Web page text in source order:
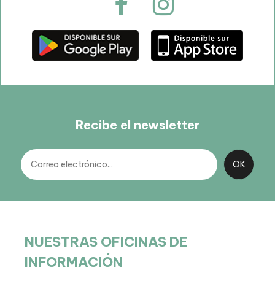
Recibe el newsletter
NUESTRAS OFICINAS DE
INFORMACIÓN